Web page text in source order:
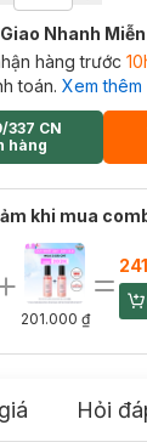
Giao Nhanh
hàng trước
toán. Xem thêm
337 CN
hàng
khi mua
201.000 ₫
Hỏi